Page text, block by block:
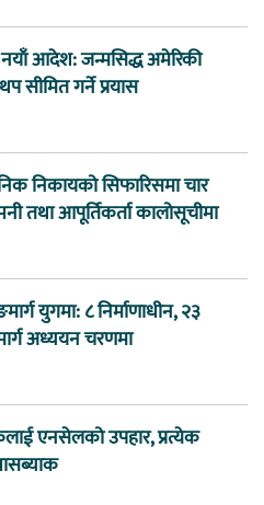
नयाँ आदेश: जन्मसिद्ध अमेरिकी
सीमित गर्ने प्रयास
निकायको सिफारिसमा चार
तथा आपूर्तिकर्ता कालोसूचीमा
युगमा: ८ निर्माणाधीन, २३
अध्ययन चरणमा
एनसेलको उपहार, प्रत्येक